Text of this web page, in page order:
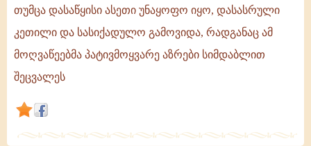
მივუბრუნდებით
და
თვითონ
უფრო
მარჯვედ
დავძლევთ
თუმცა დასაწყისი ასეთი უნაყოფო იყო, დასასრული
კეთილი და სასიქადულო გამოვიდა, რადგანაც ამ
მოღვაწეებმა პატივმოყვარე აზრები სიმდაბლით
შეცვალეს